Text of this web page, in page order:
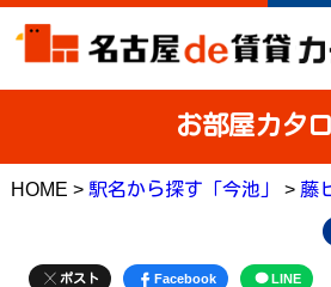
お部屋カタ
HOME > 駅名から探す「今池」 > 藤
ポスト Facebook LINE
駅名から探す